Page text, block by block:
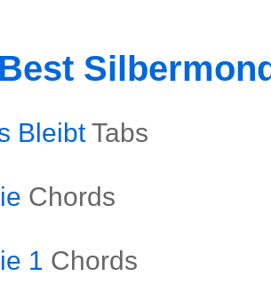
Best
Bleibt Tabs
Chords
1 Chords